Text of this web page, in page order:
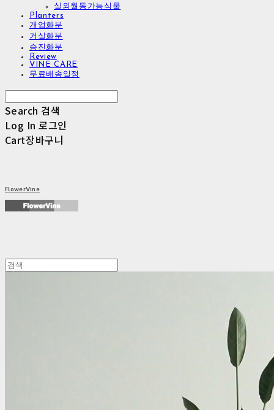
실외월동가능식물
Planters
개업화분
거실화분
승진화분
Review
VINE CARE
무료배송일정
Search 검색
Log In 로그인
Cart장바구니
FlowerVine